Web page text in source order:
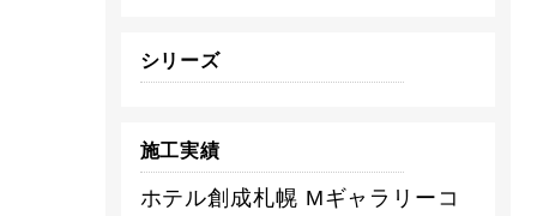
シリーズ
施工実績
ホテル創成札幌 Mギャラリーコ